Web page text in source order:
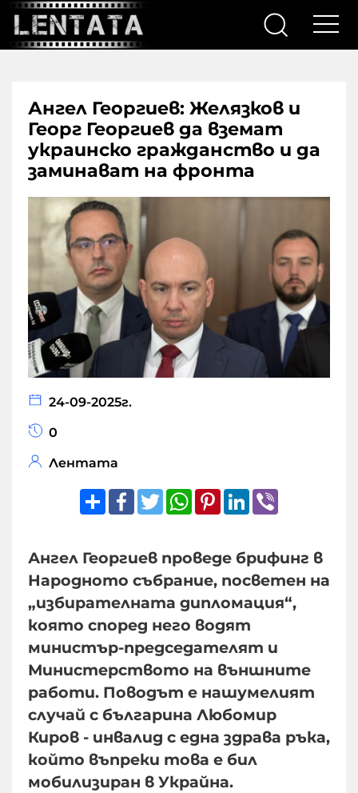
Ангел Георгиев: Желязков и
Георг Георгиев да вземат
украинско гражданство и да
заминават на фронта
24-09-2025г.
0
Лентата
ShareFacebook
TwitterWhatsApp
Pinterest
LinkedIn
Ангел Георгиев проведе брифинг в
Народното събрание, посветен на
„избирателната дипломация“,
която според него водят
министър-председателят и
Министерството на външните
работи. Поводът е нашумелият
случай с българина Любомир
Киров - инвалид с една здрава ръка,
който въпреки това е бил
мобилизиран в Украйна.